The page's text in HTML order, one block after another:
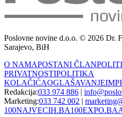
Poslovne novine d.o.o. © 2026 Dr.
Sarajevo, BiH
O NAMAPOSTANI ČLAN
PRIVATNOSTIPOLITIKA
KOLAČIĆAOGLAŠAVANJE
Redakcija:033 974 886 |
Marketing:033 742 002 |
100NAJVECIH.BA100EXPO.BA